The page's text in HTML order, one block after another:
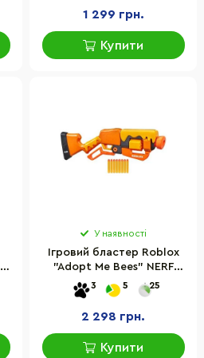
1 299 грн.
Купити
У наявності
Ігровий бластер Roblox
"Adopt Me Bees" NERF
F2486, 8 поролонових
патронів
3 5 25
2 298 грн.
Купити